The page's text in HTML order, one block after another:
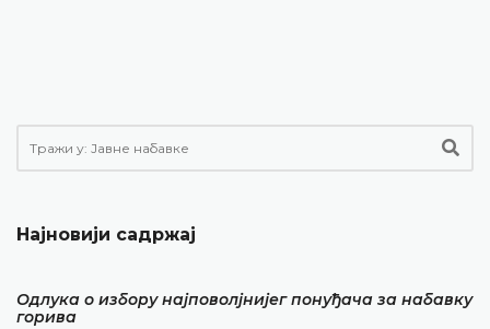
Најновији садржај
Одлука о избору најповолјнијег понуђача за набавку
горива